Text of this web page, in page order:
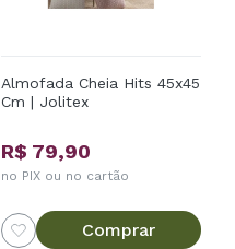
Almofada Cheia Hits 45x45
Cm | Jolitex
R$ 79,90
no PIX ou no cartão
Comprar